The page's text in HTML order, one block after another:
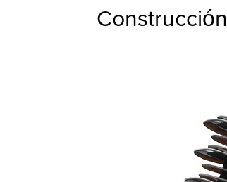
Construcción